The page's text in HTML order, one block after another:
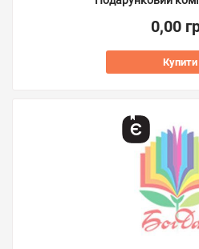
0,00
Купити